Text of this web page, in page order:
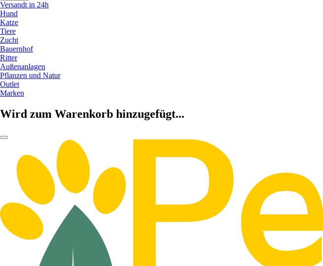
Versandt in 24h
Hund
Katze
Tiere
Zucht
Bauernhof
Ritter
Außenanlagen
Pflanzen und Natur
Outlet
Marken
Wird zum Warenkorb hinzugefügt...